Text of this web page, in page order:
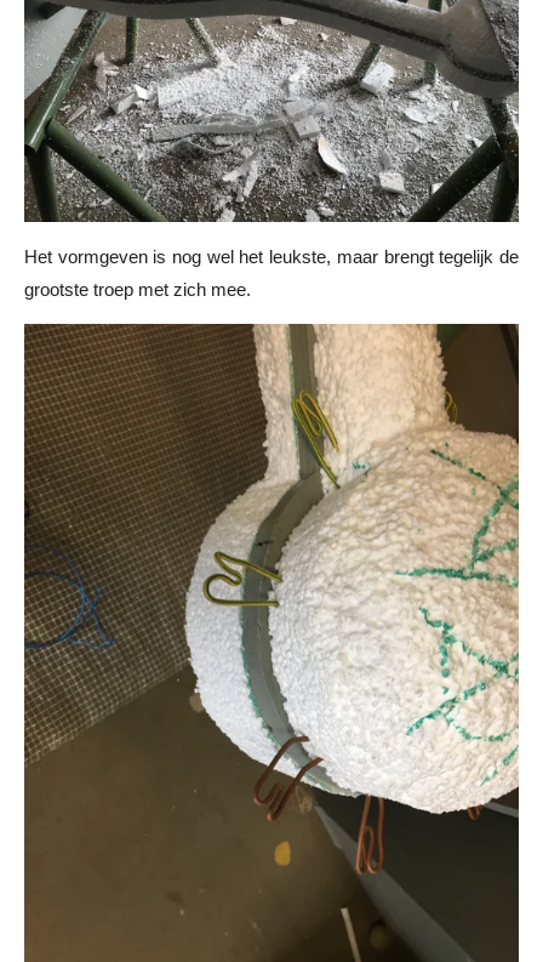
Het vormgeven is nog wel het leukste, maar brengt tegelijk de
grootste troep met zich mee.